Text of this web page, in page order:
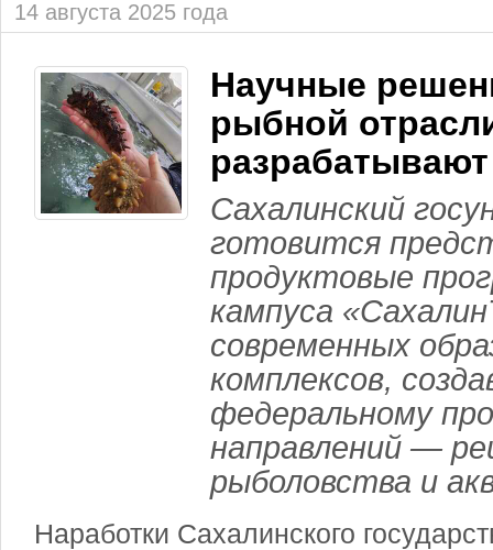
14 августа 2025 года
Научные
рыбной
Сахалинский
готовится
продуктовые
кампуса
современных
комплексов,
федеральному
направлений —
рыболовства и
Наработки Сахалинского